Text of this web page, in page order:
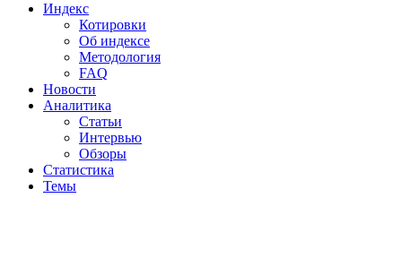
Индекс
Котировки
Об индексе
Методология
FAQ
Новости
Аналитика
Статьи
Интервью
Обзоры
Статистика
Темы